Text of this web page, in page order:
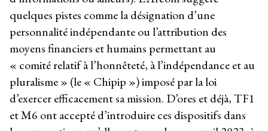
quelques pistes comme la désignation d’une
personnalité indépendante ou l’attribution des
moyens financiers et humains permettant au
« comité relatif à l’honnêteté, à l’indépendance et au
pluralisme » (le « Chipip ») imposé par la loi
d’exercer efficacement sa mission. D’ores et déjà, TF1
et M6 ont accepté d’introduire ces dispositifs dans